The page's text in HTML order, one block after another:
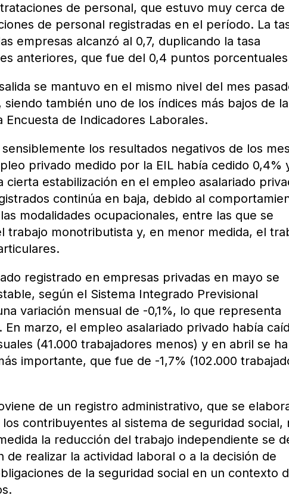
de personal, que estuvo muy cerca de
de personal registradas en el período. La
empresas alcanzó al 0,7, duplicando la tasa
anteriores, que fue del 0,4 puntos
se mantuvo en el mismo nivel del mes
también uno de los índices más bajos de la
de Indicadores Laborales.
los resultados negativos de los
privado medido por la EIL había cedido 0,4%
cierta estabilización en el empleo asalariado
continúa en baja, debido al
modalidades ocupacionales, entre las que se
trabajo monotributista y, en menor medida, el
registrado en empresas privadas en mayo se
según el Sistema Integrado Previsional
variación mensual de -0,1%, lo que representa
En marzo, el empleo asalariado privado había
(41.000 trabajadores menos) y en abril se
importante, que fue de -1,7% (102.000
de un registro administrativo, que se
contribuyentes al sistema de seguridad social,
la reducción del trabajo independiente se
de realizar la actividad laboral o a la decisión de
de la seguridad social en un contexto